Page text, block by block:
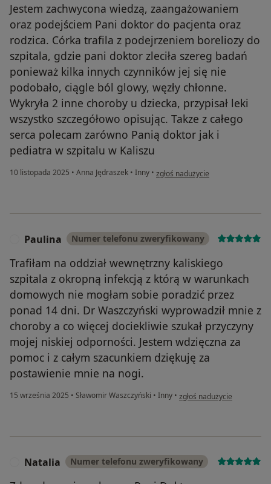
Jestem zachwycona wiedzą, zaangażowaniem
oraz podejściem Pani doktor do pacjenta oraz
rodzica. Córka trafila z podejrzeniem boreliozy do
szpitala, gdzie pani doktor zleciła szereg badań
ponieważ kilka innych czynników jej się nie
podobało, ciągle ból glowy, węzły chłonne.
Wykryła 2 inne choroby u dziecka, przypisał leki
wszystko szczegółowo opisując. Takze z całego
serca polecam zarówno Panią doktor jak i
pediatra w szpitalu w Kaliszu
10 listopada 2025 • Anna Jędraszek • Inny • w opinii użytkownika Zosia
zgłoś nadużycie
Paulina Numer telefonu zweryfikowany
Trafiłam na oddział wewnętrzny kaliskiego
szpitala z okropną infekcją z którą w warunkach
domowych nie mogłam sobie poradzić przez
ponad 14 dni. Dr Waszczyński wyprowadził mnie z
choroby a co więcej dociekliwie szukał przyczyny
mojej niskiej odporności. Jestem wdzięczna za
pomoc i z całym szacunkiem dziękuję za
postawienie mnie na nogi.
15 września 2025 • Sławomir Waszczyński • Inny • w opinii użytkownika
zgłoś nadużycie
Natalia Numer telefonu zweryfikowany